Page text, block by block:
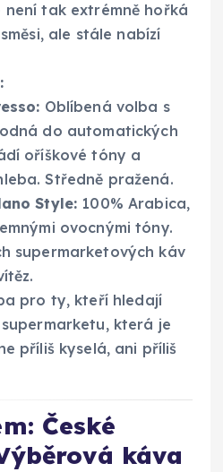
není tak extrémně hořká
ale stále nabízí
Oblíbená volba s
do automatických
oříškové tóny a
Středně pražená.
Style: 100% Arabica,
ovocnými tóny.
supermarketových káv
pro ty, kteří hledají
která je
příliš kyselá, ani příliš
České
káva